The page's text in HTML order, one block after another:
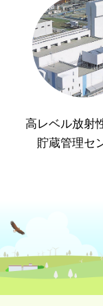
高レベル放射
貯蔵管理セ